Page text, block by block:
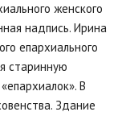
женского
надпись. Ирина
епархиального
старинную
В
Здание